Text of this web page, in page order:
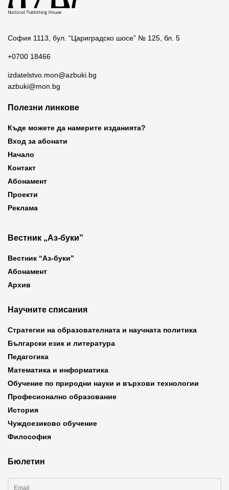
София 1113, бул. “Цариградско шосе” № 125, бл. 5
+0700 18466
izdatelstvo.mon@azbuki.bg
azbuki@mon.bg
Полезни линкове
Къде можете да намерите изданията?
Вход за абонати
Начало
Контакт
Абонамент
Проекти
Реклама
Вестник „Аз-буки”
Вестник “Аз-буки”
Абонамент
Архив
Научните списания
Стратегии на образователната и научната политика
Български език и литература
Педагогика
Математика и информатика
Обучение по природни науки и върхови технологии
Професионално образование
История
Чуждоезиково обучение
Философия
Бюлетин